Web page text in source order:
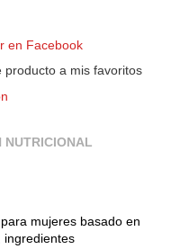
en Facebook
producto a mis favoritos
NUTRICIONAL
mujeres basado en
ingredientes